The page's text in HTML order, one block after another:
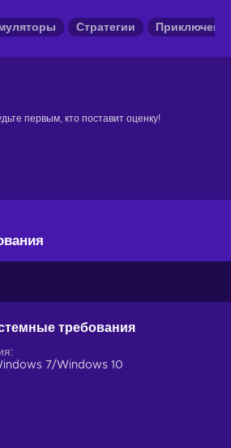
Стратегии
первым, кто поставит оценку!
требования
7/Windows 10